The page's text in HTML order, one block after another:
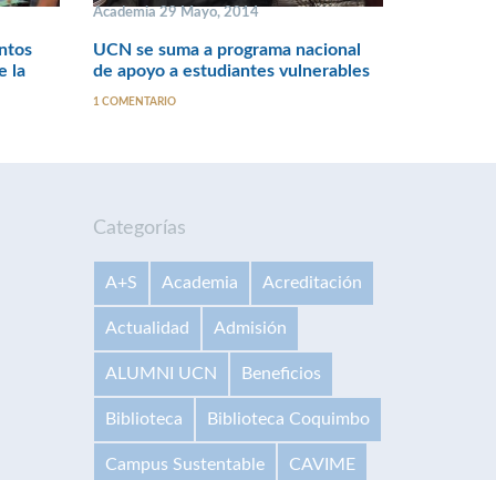
la
Academia 29 Mayo, 2014
UCN se suma a programa nacional
de apoyo a estudiantes vulnerables
1 COMENTARIO
Categorías
A+S Academia Acreditación
Actualidad Admisión
ALUMNI UCN Beneficios
Biblioteca Biblioteca Coquimbo
Campus Sustentable CAVIME